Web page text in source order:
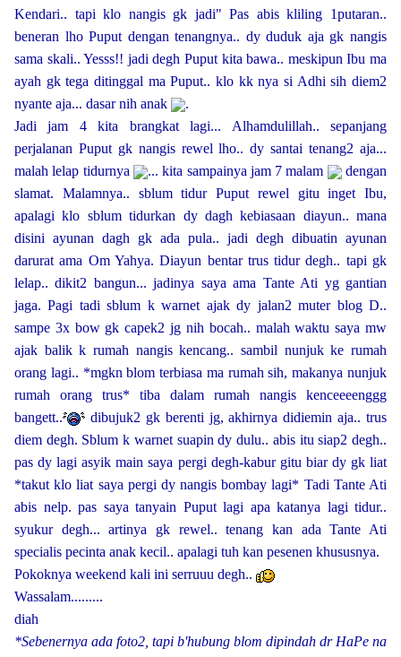
Kendari.. tapi klo nangis gk jadi" Pas abis kliling 1putaran..
beneran lho Puput dengan tenangnya.. dy duduk aja gk nangis
sama skali.. Yesss!! jadi degh Puput kita bawa.. meskipun Ibu ma
ayah gk tega ditinggal ma Puput.. klo kk nya si Adhi sih diem2
nyante aja... dasar nih anak
.
Jadi jam 4 kita brangkat lagi... Alhamdulillah.. sepanjang
perjalanan Puput gk nangis rewel lho.. dy santai tenang2 aja...
malah lelap tidurnya
... kita sampainya jam 7 malam
dengan
slamat. Malamnya.. sblum tidur Puput rewel gitu inget Ibu,
apalagi klo sblum tidurkan dy dagh kebiasaan diayun.. mana
disini ayunan dagh gk ada pula.. jadi degh dibuatin ayunan
darurat ama Om Yahya. Diayun bentar trus tidur degh.. tapi gk
lelap.. dikit2 bangun... jadinya saya ama Tante Ati yg gantian
jaga. Pagi tadi sblum k warnet ajak dy jalan2 muter blog D..
sampe 3x bow gk capek2 jg nih bocah.. malah waktu saya mw
ajak balik k rumah nangis kencang.. sambil nunjuk ke rumah
orang lagi.. *mgkn blom terbiasa ma rumah sih, makanya nunjuk
rumah orang trus* tiba dalam rumah nangis kenceeeenggg
bangett..
dibujuk2 gk berenti jg, akhirnya didiemin aja.. trus
diem degh. Sblum k warnet suapin dy dulu.. abis itu siap2 degh..
pas dy lagi asyik main saya pergi degh-kabur gitu biar dy gk liat
*takut klo liat saya pergi dy nangis bombay lagi* Tadi Tante Ati
abis nelp. pas saya tanyain Puput lagi apa katanya lagi tidur..
syukur degh... artinya gk rewel.. tenang kan ada Tante Ati
specialis pecinta anak kecil.. apalagi tuh kan pesenen khususnya.
Pokoknya weekend kali ini serruuu degh..
Wassalam.........
diah
*Sebenernya ada foto2, tapi b'hubung blom dipindah dr HaPe na